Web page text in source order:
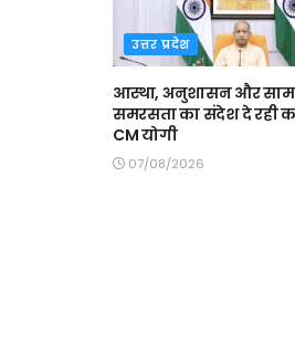
उत्तर प्रदेश
आस्था, अनुशासन और
समरसता का संदेश दे रही
CM योगी
07/08/2026